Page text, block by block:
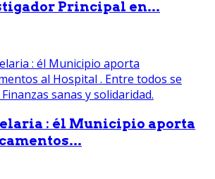
Principal en...
: él Municipio aporta